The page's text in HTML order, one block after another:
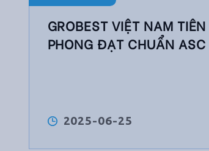
GROBEST VIỆT NAM TIÊN
PHONG ĐẠT CHUẨN ASC
2025-06-25